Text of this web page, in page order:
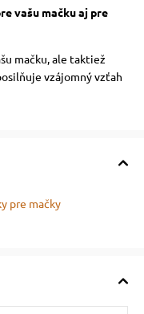
vašu mačku aj pre
mačku, ale taktiež
vzájomný vzťah
pre mačky